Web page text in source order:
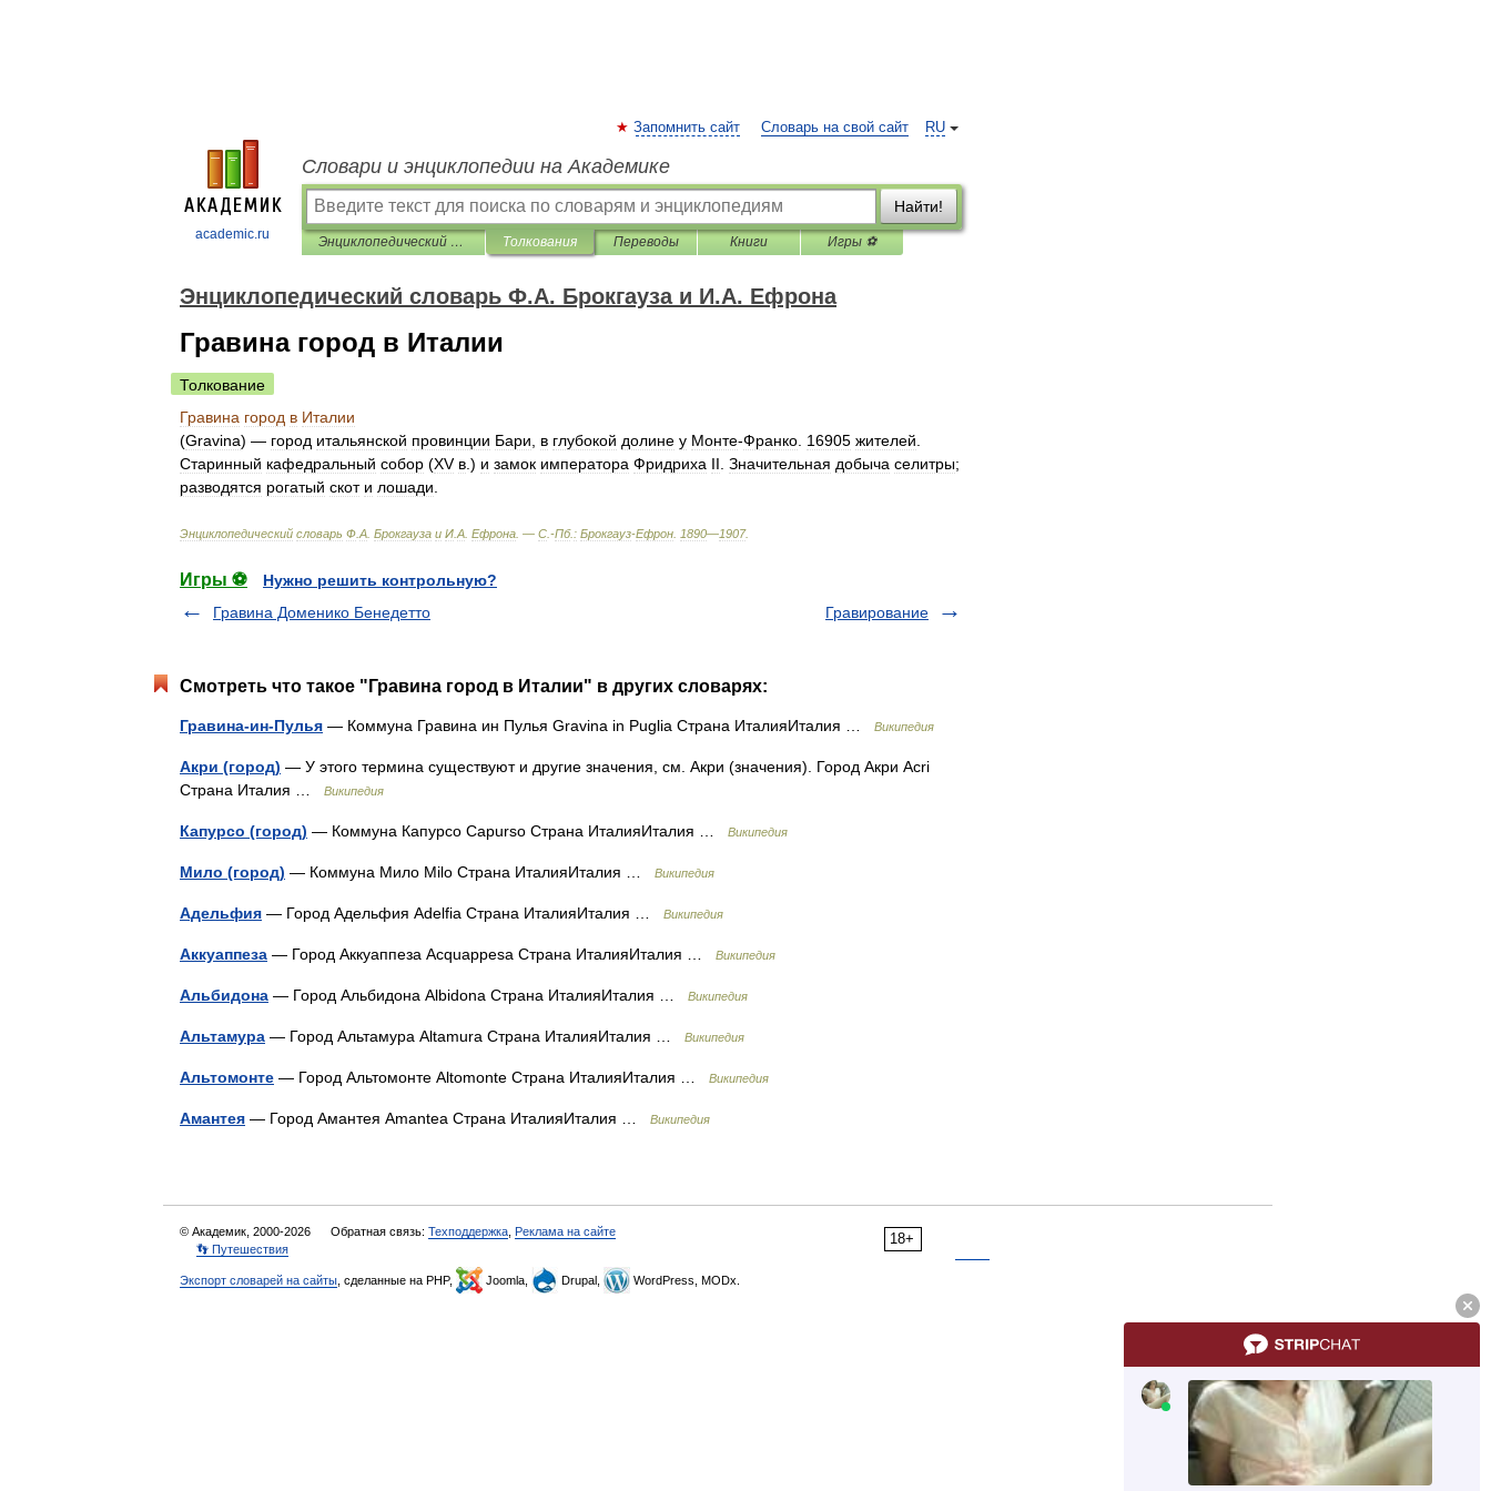
academic.ru
RU
Запомнить сайт Словарь на свой сайт
Словари и энциклопедии на Академике
Найти!
Энциклопедический словарь Ф.А. Брокгауза и И.А. Ефрона Толкования Переводы Книги Игры ⚽
Энциклопедический словарь Ф.А. Брокгауза и И.А. Ефрона
Гравина город в Италии
Толкование
Гравина город в Италии
(Gravina) — город итальянской провинции Бари в глубокой долине у Монте-Франко 16905 жителей
Старинный кафедральный собор (XV в .) и замок императора Фридриха II Значительная добыча селитры;
разводятся рогатый скот и лошади
Энциклопедический словарь Ф А Брокгауза и И А Ефрона . — С .-Пб. : Брокгауз-Ефрон 1890—1907.
Игры ⚽
Нужно решить контрольную?
Гравина Доменико Бенедетто
Гравирование
Смотреть что такое "Гравина город в Италии" в других словарях:
Гравина-ин-Пулья — Коммуна Гравина ин Пулья Gravina in Puglia Страна ИталияИталия … Википедия
Акри (город) — У этого термина существуют и другие значения, см. Акри (значения). Город Акри Acri
Страна Италия …
Википедия
Капурсо (город) — Коммуна Капурсо Capurso Страна ИталияИталия … Википедия
Мило (город) — Коммуна Мило Milo Страна ИталияИталия … Википедия
Адельфия — Город Адельфия Adelfia Страна ИталияИталия … Википедия
Аккуаппеза — Город Аккуаппеза Acquappesa Страна ИталияИталия … Википедия
Альбидона — Город Альбидона Albidona Страна ИталияИталия … Википедия
Альтамура — Город Альтамура Altamura Страна ИталияИталия … Википедия
Альтомонте — Город Альтомонте Altomonte Страна ИталияИталия … Википедия
Амантея — Город Амантея Amantea Страна ИталияИталия … Википедия
18+
© Академик, 2000-2026 Обратная связь: Техподдержка Реклама на сайте
👣 Путешествия
Экспорт словарей на сайты , сделанные на PHP, Joomla, Drupal, WordPress, MODx.